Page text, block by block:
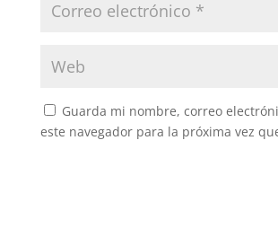
Guarda mi nombre, correo
este navegador para la próxima vez